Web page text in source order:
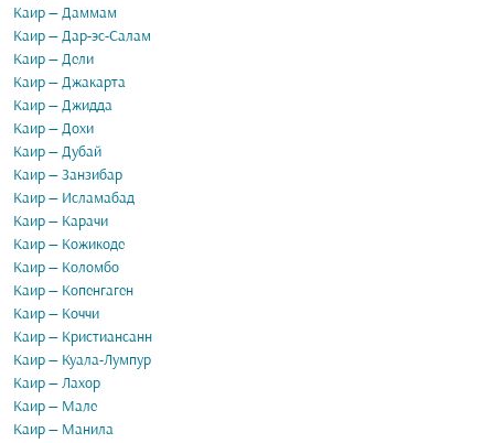
Каир — Даммам
Каир — Дар-эс-Салам
Каир — Дели
Каир — Джакарта
Каир — Джидда
Каир — Дохи
Каир — Дубай
Каир — Занзибар
Каир — Исламабад
Каир — Карачи
Каир — Кожикоде
Каир — Коломбо
Каир — Копенгаген
Каир — Коччи
Каир — Кристиансанн
Каир — Куала-Лумпур
Каир — Лахор
Каир — Мале
Каир — Манила